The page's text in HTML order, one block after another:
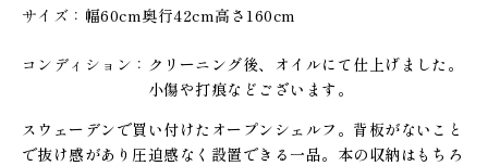
サイズ 幅60cm奥行42cm高さ160cm
コンディション
クリーニング後、オイルにて仕上げました。
小傷や打痕などございます。
スウェーデンで買い付けたオープンシェルフ。背板がないこと
で抜け感があり圧迫感なく設置できる一品。本の収納はもちろ